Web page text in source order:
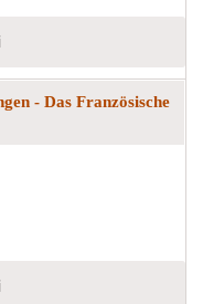
- Das Französische